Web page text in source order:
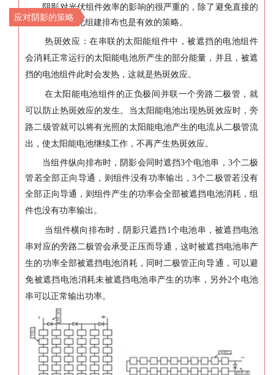
应对阴影的策略
阴影对光伏组件效率的影响的很严重的，除了避免直接的
阴影产生，优化组建排布也是有效的策略。
热斑效应：在串联的太阳能组件中，被遮挡的电池组件
会消耗正常运行的太阳能电池所产生的部分能量，并且，被遮
挡的电池组件此时会发热，这就是热斑效应。
在太阳能电池组件的正负极间并联一个旁路二极管，就
可以防止热斑效应的发生。当太阳能电池出现热斑效应时，旁
路二级管就可以将有光照的太阳能电池产生的电流从二极管流
出，使太阳能电池继续工作，不再产生热斑效应。
当组件纵向排布时，阴影会同时遮挡3个电池串，3个二极
管若全部正向导通，则组件没有功率输出，3个二极管若没有
全部正向导通，则组件产生的功率会全部被遮挡电池消耗，组
件也没有功率输出。
当组件横向排布时，阴影只遮挡1个电池串，被遮挡电池
串对应的旁路二极管会承受正压而导通，这时被遮挡电池串产
生的功率全部被遮挡电池消耗，同时二极管正向导通，可以避
免被遮挡电池消耗未被遮挡电池串产生的功率，另外2个电池
串可以正常输出功率。